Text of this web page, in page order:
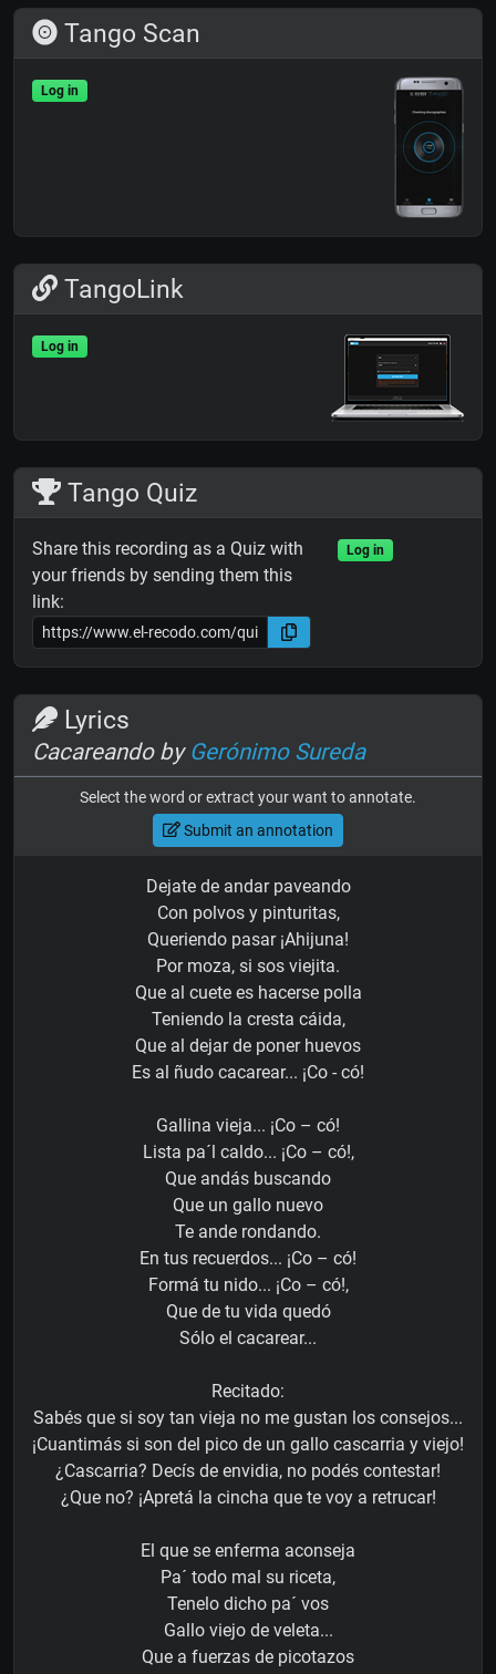
Tango Scan
Log in
TangoLink
Log in
Tango Quiz
Share this recording as a Quiz with
your friends by sending them this
link:
Log in
Lyrics
Cacareando by Gerónimo Sureda
Select the word or extract your want to annotate.
Submit an annotation
Dejate de andar paveando
Con polvos y pinturitas,
Queriendo pasar ¡Ahijuna!
Por moza, si sos viejita.
Que al cuete es hacerse polla
Teniendo la cresta cáida,
Que al dejar de poner huevos
Es al ñudo cacarear... ¡Co - có!
Gallina vieja... ¡Co – có!
Lista pa´l caldo... ¡Co – có!,
Que andás buscando
Que un gallo nuevo
Te ande rondando.
En tus recuerdos... ¡Co – có!
Formá tu nido... ¡Co – có!,
Que de tu vida quedó
Sólo el cacarear...
Recitado:
Sabés que si soy tan vieja no me gustan los consejos...
¡Cuantimás si son del pico de un gallo cascarria y viejo!
¿Cascarria? Decís de envidia, no podés contestar!
¿Que no? ¡Apretá la cincha que te voy a retrucar!
El que se enferma aconseja
Pa´ todo mal su riceta,
Tenelo dicho pa´ vos
Gallo viejo de veleta...
Que a fuerzas de picotazos